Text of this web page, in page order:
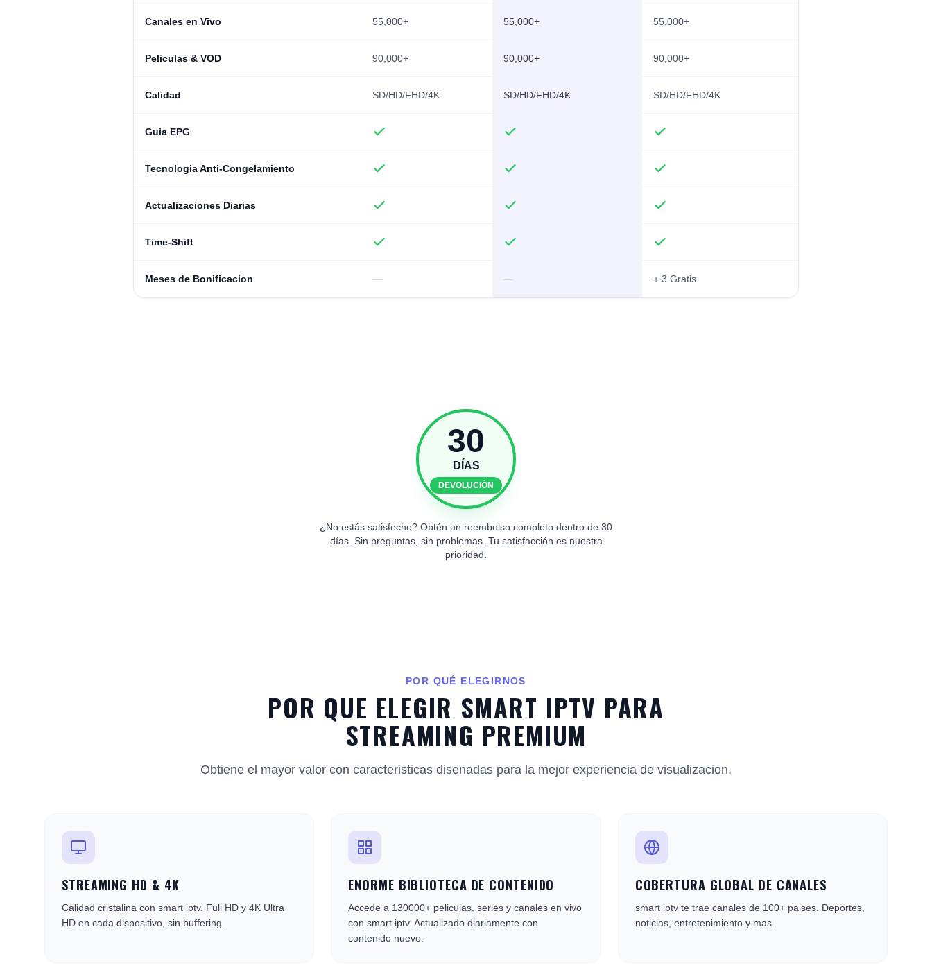
Canales en Vivo 55,000+ 55,000+ 55,000+
Peliculas & VOD 90,000+ 90,000+ 90,000+
Calidad SD/HD/FHD/4K SD/HD/FHD/4K SD/HD/FHD/4K
Guia EPG
Tecnologia Anti-Congelamiento
Actualizaciones Diarias
Time-Shift
Meses de Bonificacion — — + 3 Gratis
30
DÍAS
DEVOLUCIÓN
¿No estás satisfecho? Obtén un reembolso completo dentro de 30
días. Sin preguntas, sin problemas. Tu satisfacción es nuestra
prioridad.
POR QUÉ ELEGIRNOS
POR QUE ELEGIR SMART IPTV PARA
STREAMING PREMIUM
Obtiene el mayor valor con caracteristicas disenadas para la mejor experiencia de visualizacion.
STREAMING HD & 4K
Calidad cristalina con smart iptv. Full HD y 4K Ultra
HD en cada dispositivo, sin buffering.
ENORME BIBLIOTECA DE CONTENIDO
Accede a 130000+ peliculas, series y canales en vivo
con smart iptv. Actualizado diariamente con
contenido nuevo.
COBERTURA GLOBAL DE CANALES
smart iptv te trae canales de 100+ paises. Deportes,
noticias, entretenimiento y mas.